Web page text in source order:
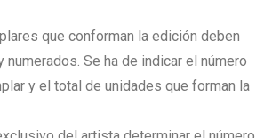
que conforman la edición deben
Se ha de indicar el número
y el total de unidades que forman la